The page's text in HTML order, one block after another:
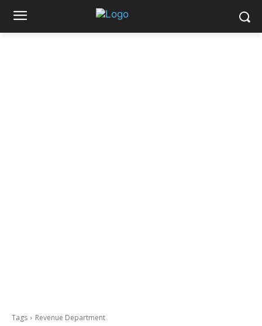
Tags Revenue Department